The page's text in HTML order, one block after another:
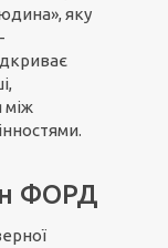
яку
між
ФОРД